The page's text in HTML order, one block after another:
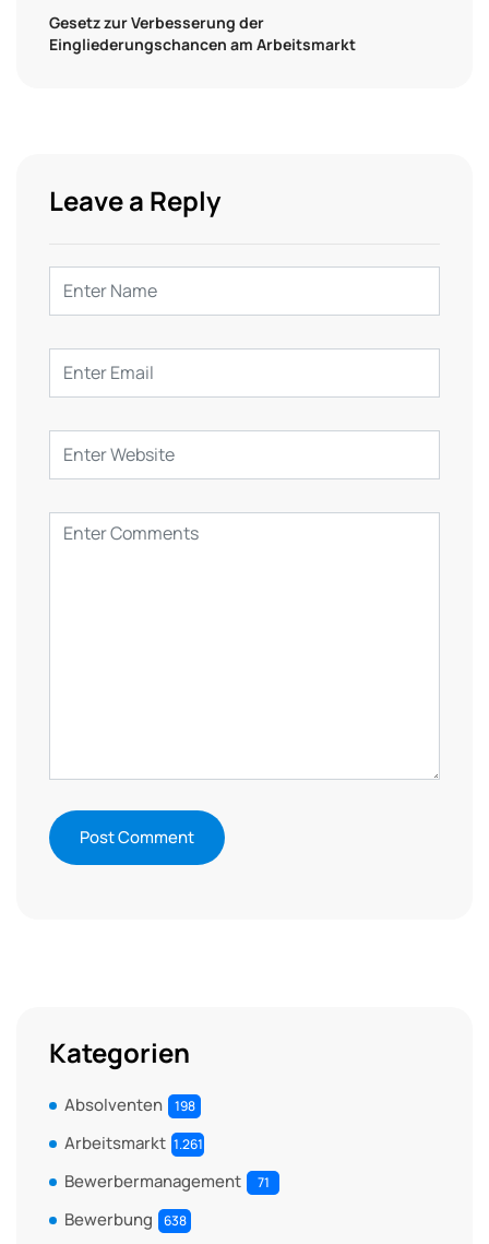
Gesetz zur Verbesserung der
Eingliederungschancen am Arbeitsmarkt
Leave a Reply
Kategorien
Absolventen 198
Arbeitsmarkt 1.261
Bewerbermanagement 71
Bewerbung 638